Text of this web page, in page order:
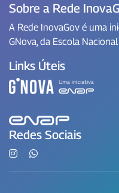
Sobre a Rede
A Rede InovaGov é uma
GNova, da Escola
Links Úteis
Redes Sociais